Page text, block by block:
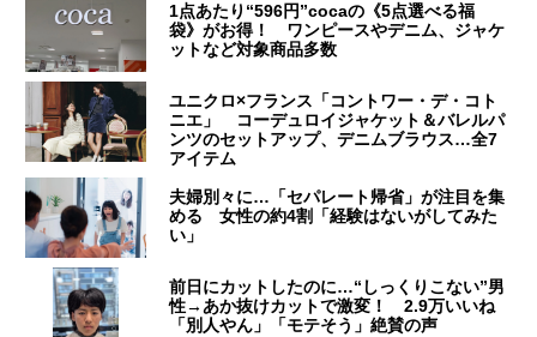
1点あたり“596円”cocaの《5点選べる福
袋》がお得！ ワンピースやデニム、ジャケ
ットなど対象商品多数
ユニクロ×フランス「コントワー・デ・コト
ニエ」 コーデュロイジャケット＆バレルパ
ンツのセットアップ、デニムブラウス…全7
アイテム
夫婦別々に…「セパレート帰省」が注目を集
める 女性の約4割「経験はないがしてみた
い」
前日にカットしたのに…“しっくりこない”男
性→あか抜けカットで激変！ 2.9万いいね
「別人やん」「モテそう」絶賛の声